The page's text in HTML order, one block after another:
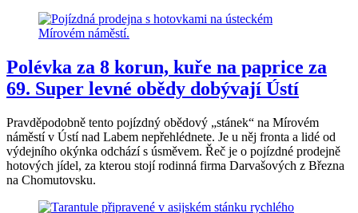
Polévka za 8 korun, kuře na paprice za
69. Super levné obědy dobývají Ústí
Pravděpodobně tento pojízdný obědový „stánek“ na Mírovém
náměstí v Ústí nad Labem nepřehlédnete. Je u něj fronta a lidé od
výdejního okýnka odchází s úsměvem. Řeč je o pojízdné prodejně
hotových jídel, za kterou stojí rodinná firma Darvašových z Března
na Chomutovsku.